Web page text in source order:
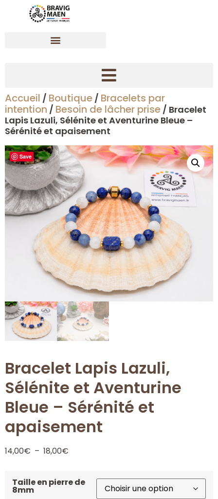
Accueil / Boutique / Bracelets par
intention / Besoin de lâcher prise / Bracelet
Lapis Lazuli, Sélénite et Aventurine Bleue –
Sérénité et apaisement
Save
Bracelet Lapis Lazuli,
Sélénite et Aventurine
Bleue – Sérénité et
apaisement
14,00€ – 18,00€
Taille en pierre de
8mm